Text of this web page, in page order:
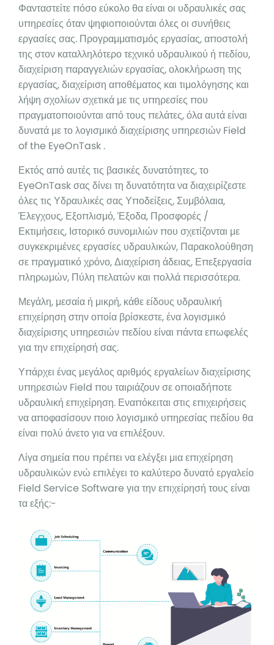
Φανταστείτε πόσο εύκολο θα είναι οι υδραυλικές σας
υπηρεσίες όταν ψηφιοποιούνται όλες οι συνήθεις
εργασίες σας. Προγραμματισμός εργασίας, αποστολή
της στον καταλληλότερο τεχνικό υδραυλικού ή πεδίου,
διαχείριση παραγγελιών εργασίας, ολοκλήρωση της
εργασίας, διαχείριση αποθέματος και τιμολόγησης και
λήψη σχολίων σχετικά με τις υπηρεσίες που
πραγματοποιούνται από τους πελάτες, όλα αυτά είναι
δυνατά με το λογισμικό διαχείρισης υπηρεσιών Field
of the EyeOnTask .
Εκτός από αυτές τις βασικές δυνατότητες, το
EyeOnTask σας δίνει τη δυνατότητα να διαχειρίζεστε
όλες τις Υδραυλικές σας Υποδείξεις, Συμβόλαια,
Έλεγχους, Εξοπλισμό, Έξοδα, Προσφορές /
Εκτιμήσεις, Ιστορικό συνομιλιών που σχετίζονται με
συγκεκριμένες εργασίες υδραυλικών, Παρακολούθηση
σε πραγματικό χρόνο, Διαχείριση άδειας, Επεξεργασία
πληρωμών, Πύλη πελατών και πολλά περισσότερα.
Μεγάλη, μεσαία ή μικρή, κάθε είδους υδραυλική
επιχείρηση στην οποία βρίσκεστε, ένα λογισμικό
διαχείρισης υπηρεσιών πεδίου είναι πάντα επωφελές
για την επιχείρησή σας.
Υπάρχει ένας μεγάλος αριθμός εργαλείων διαχείρισης
υπηρεσιών Field που ταιριάζουν σε οποιαδήποτε
υδραυλική επιχείρηση. Εναπόκειται στις επιχειρήσεις
να αποφασίσουν ποιο λογισμικό υπηρεσίας πεδίου θα
είναι πολύ άνετο για να επιλέξουν.
Λίγα σημεία που πρέπει να ελέγξει μια επιχείρηση
υδραυλικών ενώ επιλέγει το καλύτερο δυνατό εργαλείο
Field Service Software για την επιχείρησή τους είναι
τα εξής:-